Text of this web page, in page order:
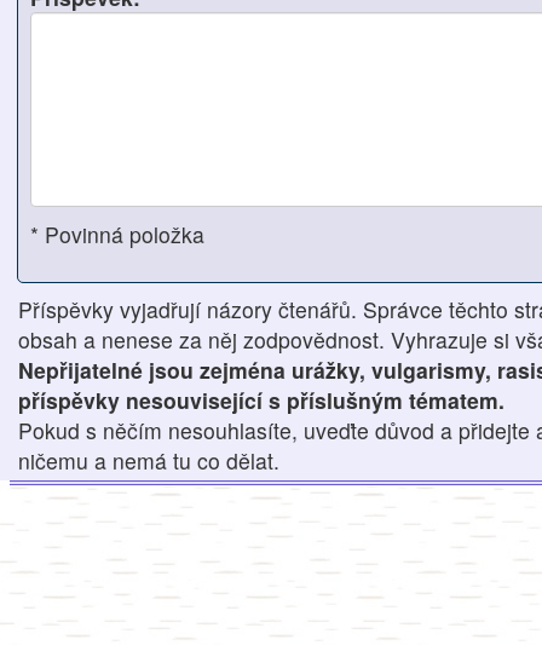
* Povinná položka
Příspěvky vyjadřují názory čtenářů. Správce těchto
obsah a nenese za něj zodpovědnost. Vyhrazuje si
Nepřijatelné jsou zejména urážky, vulgarismy,
příspěvky nesouvisející s příslušným tématem.
Pokud s něčím nesouhlasíte, uveďte důvod a přidejte
ničemu a nemá tu co dělat.